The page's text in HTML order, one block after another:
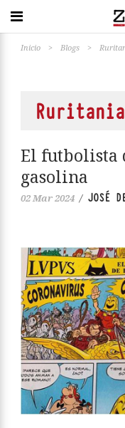
Inicio > Blogs >
Ruritania
El futbolista
gasolina
02 Mar 2024 / JOSÉ